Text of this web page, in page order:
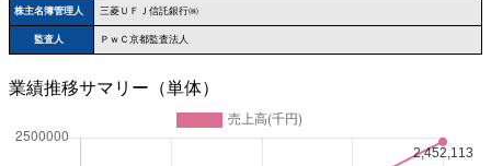
株主名簿管理人 三菱ＵＦＪ信託銀行㈱
監査人 ＰｗＣ京都監査法人
業績推移サマリー（単体）